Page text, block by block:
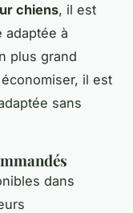
chiens, il est
adaptée à
plus grand
il est
sans
dans